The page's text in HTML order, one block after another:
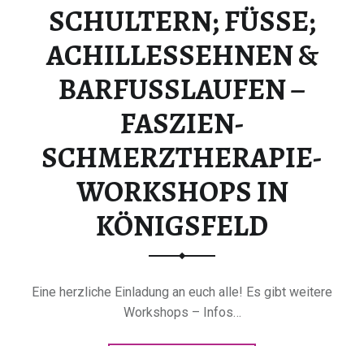
SCHULTERN; FÜSSE;
ACHILLESSEHNEN &
BARFUSSLAUFEN –
FASZIEN-
SCHMERZTHERAPIE-
WORKSHOPS IN
KÖNIGSFELD
Eine herzliche Einladung an euch alle! Es gibt weitere
Workshops – Infos…